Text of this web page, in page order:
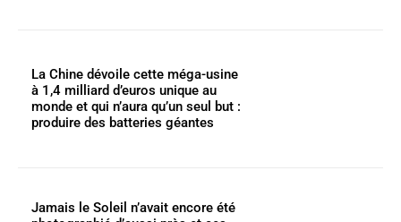
La Chine dévoile cette méga-usine
à 1,4 milliard d’euros unique au
monde et qui n’aura qu’un seul but :
produire des batteries géantes
Jamais le Soleil n’avait encore été